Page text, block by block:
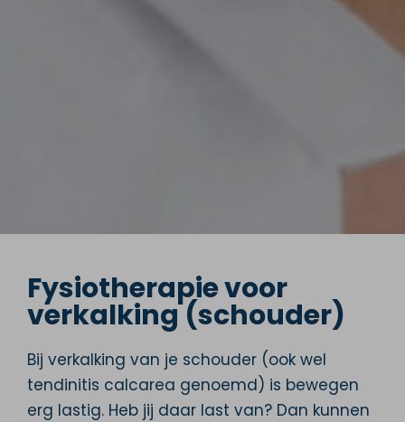
Fysiotherapie voor
verkalking (schouder)
Bij verkalking van je schouder (ook wel
tendinitis calcarea genoemd) is bewegen
erg lastig. Heb jij daar last van? Dan kunnen